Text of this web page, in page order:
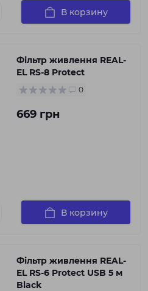
В корзину
Фільтр живлення REAL-
EL RS-8 Protect
0
669 грн
В корзину
Фільтр живлення REAL-
EL RS-6 Protect USB 5 м
Black